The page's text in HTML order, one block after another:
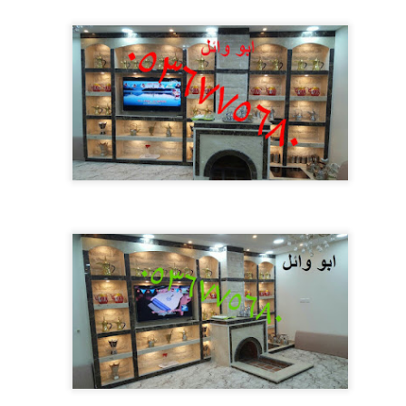
مشبات صور مشبات,صور مشبات,ديكورات مشبات,صور مشبات
مشبات,ديكورات
صور مدافئ حديثه مدافي جديده مدافي لكل من يرقب في
الرخام
بليس,مشبات مشبات مشبات ديكورات مشبات الوطن السعودي ديكورات
نوفر صور مشبات بجميع الاطوال والمقاسات
الاشكال صور مشبات حديثة الديكورصور مشباتتصاميم من كافة الطراف
,مشبات,ديكورات مشبات,مشبات رخام,صورمشبات,,صور مشبات
صورمشبات
,صور مشبات حصريه, مشبات تجمع بين اصالة الشرق وفخامة
مشبات,مشبات,ديكورات مشبات,مشبات رخام,صور مشبات
الجميع الى مشبات حيث انها تمنح غرف المنزل المزيد من الفخامة.,مشبات
مشبات,مشبات,ديكورات مشبات
صور مشبات,صور مشبات,مشبات,ديكورات مشبات,مشبات رخام,